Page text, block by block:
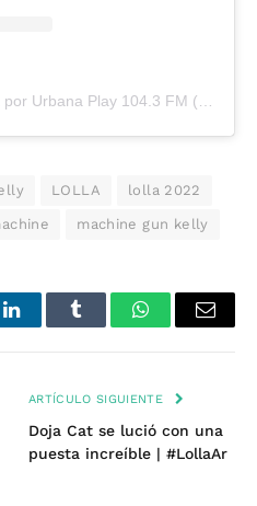
LOLLA lolla 2022
machine gun kelly
LinkedInTumblr WhatsAppEmail
ARTÍCULO SIGUIENTE
Doja Cat se lució con una
puesta increíble | #LollaAr